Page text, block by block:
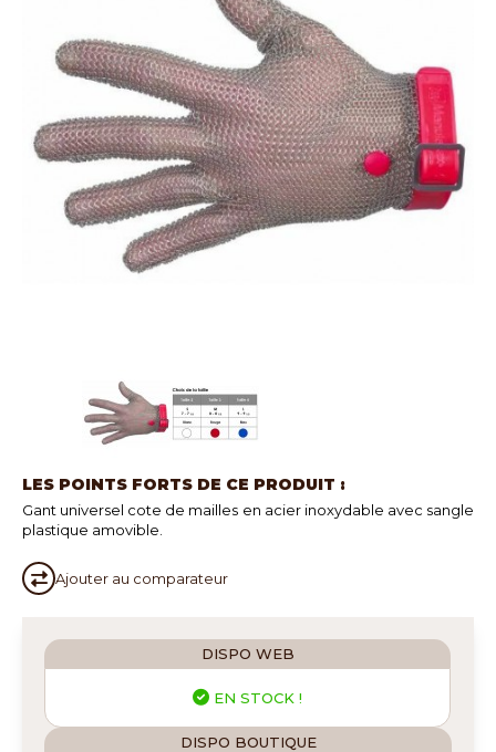
LES POINTS FORTS DE CE PRODUIT :
Gant universel cote de mailles en acier inoxydable avec sangle
plastique amovible.
Ajouter au comparateur
DISPO WEB
EN STOCK !
DISPO BOUTIQUE